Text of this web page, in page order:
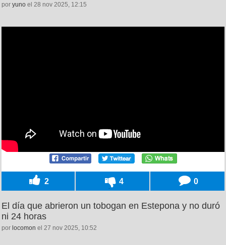
por yuno el 28 nov 2025, 12:15
2 4 0
El día que abrieron un tobogan en Estepona y no duró
ni 24 horas
por locomon el 27 nov 2025, 10:52